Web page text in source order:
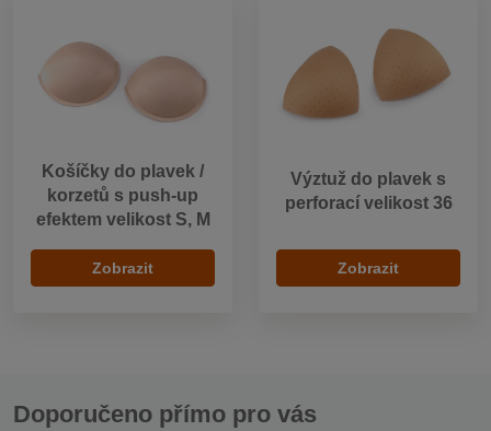
Košíčky do plavek /
korzetů s push-up
efektem velikost S, M
Zobrazit
Výztuž do plavek s
perforací velikost 36
Zobrazit
Doporučeno přímo pro vás